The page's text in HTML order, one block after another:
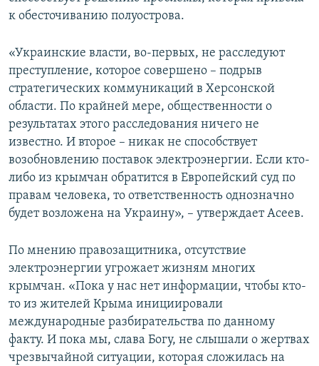
к обесточиванию полуострова.
«Украинские власти, во-первых, не расследуют
преступление, которое совершено – подрыв
стратегических коммуникаций в Херсонской
области. По крайней мере, общественности о
результатах этого расследования ничего не
известно. И второе – никак не способствует
возобновлению поставок электроэнергии. Если кто-
либо из крымчан обратится в Европейский суд по
правам человека, то ответственность однозначно
будет возложена на Украину», – утверждает Асеев.
По мнению правозащитника, отсутствие
электроэнергии угрожает жизням многих
крымчан. «Пока у нас нет информации, чтобы кто-
то из жителей Крыма инициировали
международные разбирательства по данному
факту. И пока мы, слава Богу, не слышали о жертвах
чрезвычайной ситуации, которая сложилась на